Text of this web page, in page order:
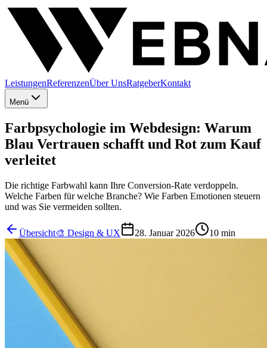
LeistungenReferenzenÜber UnsRatgeberKontakt
Menü
Farbpsychologie im Webdesign: Warum
Blau Vertrauen schafft und Rot zum Kauf
verleitet
Die richtige Farbwahl kann Ihre Conversion-Rate verdoppeln.
Welche Farben für welche Branche? Wie Farben Emotionen steuern
und was Sie vermeiden sollten.
Übersicht🎨 Design & UX 28. Januar 2026 10 min